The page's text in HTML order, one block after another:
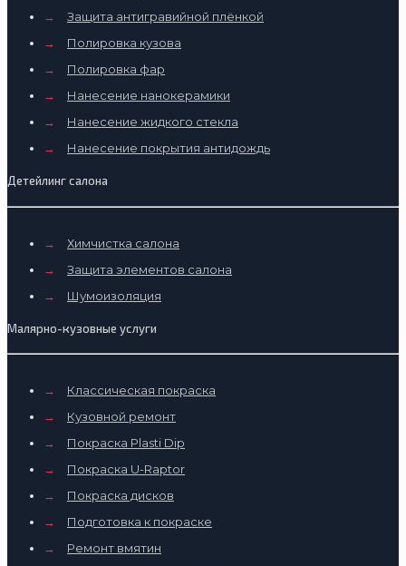
→
Защита антигравийной плёнкой
→
Полировка кузова
→
Полировка фар
→
Нанесение нанокерамики
→
Нанесение жидкого стекла
→
Нанесение покрытия антидождь
Детейлинг салона
→
Химчистка салона
→
Защита элементов салона
→
Шумоизоляция
Малярно-кузовные услуги
→
Классическая покраска
→
Кузовной ремонт
→
Покраска Plasti Dip
→
Покраска U-Raptor
→
Покраска дисков
→
Подготовка к покраске
→
Ремонт вмятин